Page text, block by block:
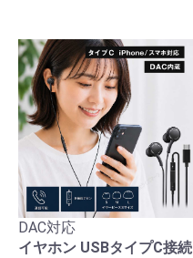
DAC対応
イヤホン USBタイプC接続